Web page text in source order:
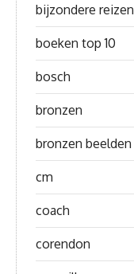
bijzondere reizen
boeken top 10
bosch
bronzen
bronzen beelden
cm
coach
corendon